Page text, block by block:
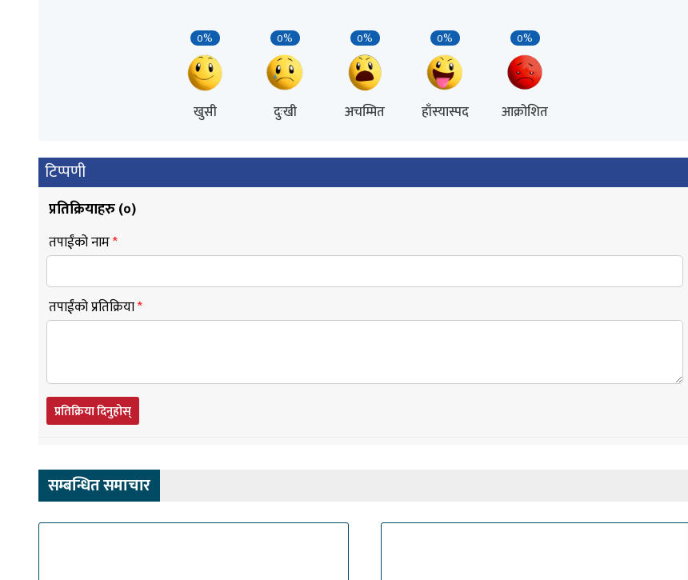
0%
खुसी
0%
दुःखी
0%
अचम्मित
0%
हाँस्यास्पद
0%
आक्रोशित
टिप्पणी
प्रतिक्रियाहरु (०)
तपाईंको नाम*
तपाईंको प्रतिक्रिया*
प्रतिक्रिया दिनुहोस्
सम्बन्धित समाचार